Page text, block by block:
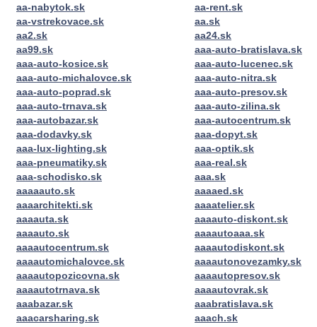
aa-nabytok.sk
aa-rent.sk
aa-vstrekovace.sk
aa.sk
aa2.sk
aa24.sk
aa99.sk
aaa-auto-bratislava.sk
aaa-auto-kosice.sk
aaa-auto-lucenec.sk
aaa-auto-michalovce.sk
aaa-auto-nitra.sk
aaa-auto-poprad.sk
aaa-auto-presov.sk
aaa-auto-trnava.sk
aaa-auto-zilina.sk
aaa-autobazar.sk
aaa-autocentrum.sk
aaa-dodavky.sk
aaa-dopyt.sk
aaa-lux-lighting.sk
aaa-optik.sk
aaa-pneumatiky.sk
aaa-real.sk
aaa-schodisko.sk
aaa.sk
aaaaauto.sk
aaaaed.sk
aaaarchitekti.sk
aaaatelier.sk
aaaauta.sk
aaaauto-diskont.sk
aaaauto.sk
aaaautoaaa.sk
aaaautocentrum.sk
aaaautodiskont.sk
aaaautomichalovce.sk
aaaautonovezamky.sk
aaaautopozicovna.sk
aaaautopresov.sk
aaaautotrnava.sk
aaaautovrak.sk
aaabazar.sk
aaabratislava.sk
aaacarsharing.sk
aaach.sk